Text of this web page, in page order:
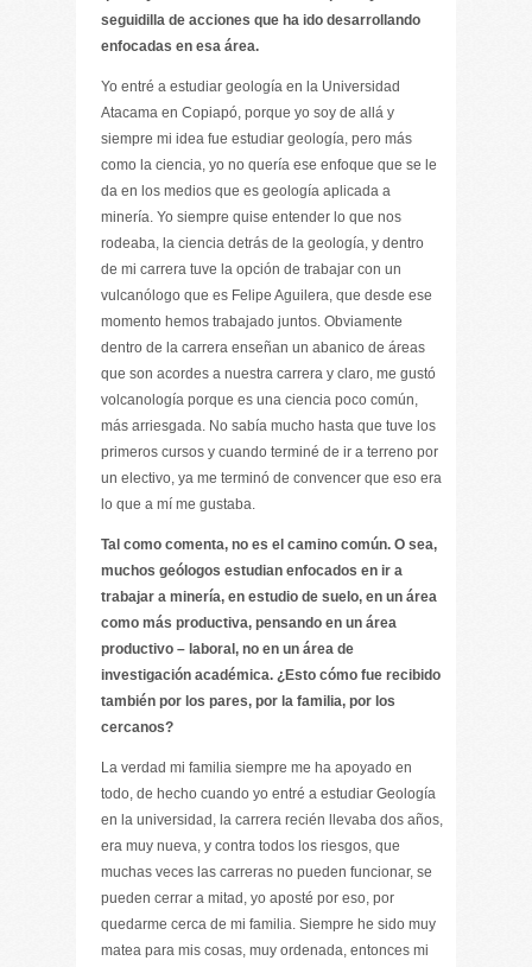
seguidilla de acciones que ha ido desarrollando
enfocadas en esa área.
Yo entré a estudiar geología en la Universidad
Atacama en Copiapó, porque yo soy de allá y
siempre mi idea fue estudiar geología, pero más
como la ciencia, yo no quería ese enfoque que se le
da en los medios que es geología aplicada a
minería. Yo siempre quise entender lo que nos
rodeaba, la ciencia detrás de la geología, y dentro
de mi carrera tuve la opción de trabajar con un
vulcanólogo que es Felipe Aguilera, que desde ese
momento hemos trabajado juntos. Obviamente
dentro de la carrera enseñan un abanico de áreas
que son acordes a nuestra carrera y claro, me gustó
volcanología porque es una ciencia poco común,
más arriesgada. No sabía mucho hasta que tuve los
primeros cursos y cuando terminé de ir a terreno por
un electivo, ya me terminó de convencer que eso era
lo que a mí me gustaba.
Tal como comenta, no es el camino común. O sea,
muchos geólogos estudian enfocados en ir a
trabajar a minería, en estudio de suelo, en un área
como más productiva, pensando en un área
productivo – laboral, no en un área de
investigación académica. ¿Esto cómo fue recibido
también por los pares, por la familia, por los
cercanos?
La verdad mi familia siempre me ha apoyado en
todo, de hecho cuando yo entré a estudiar Geología
en la universidad, la carrera recién llevaba dos años,
era muy nueva, y contra todos los riesgos, que
muchas veces las carreras no pueden funcionar, se
pueden cerrar a mitad, yo aposté por eso, por
quedarme cerca de mi familia. Siempre he sido muy
matea para mis cosas, muy ordenada, entonces mi